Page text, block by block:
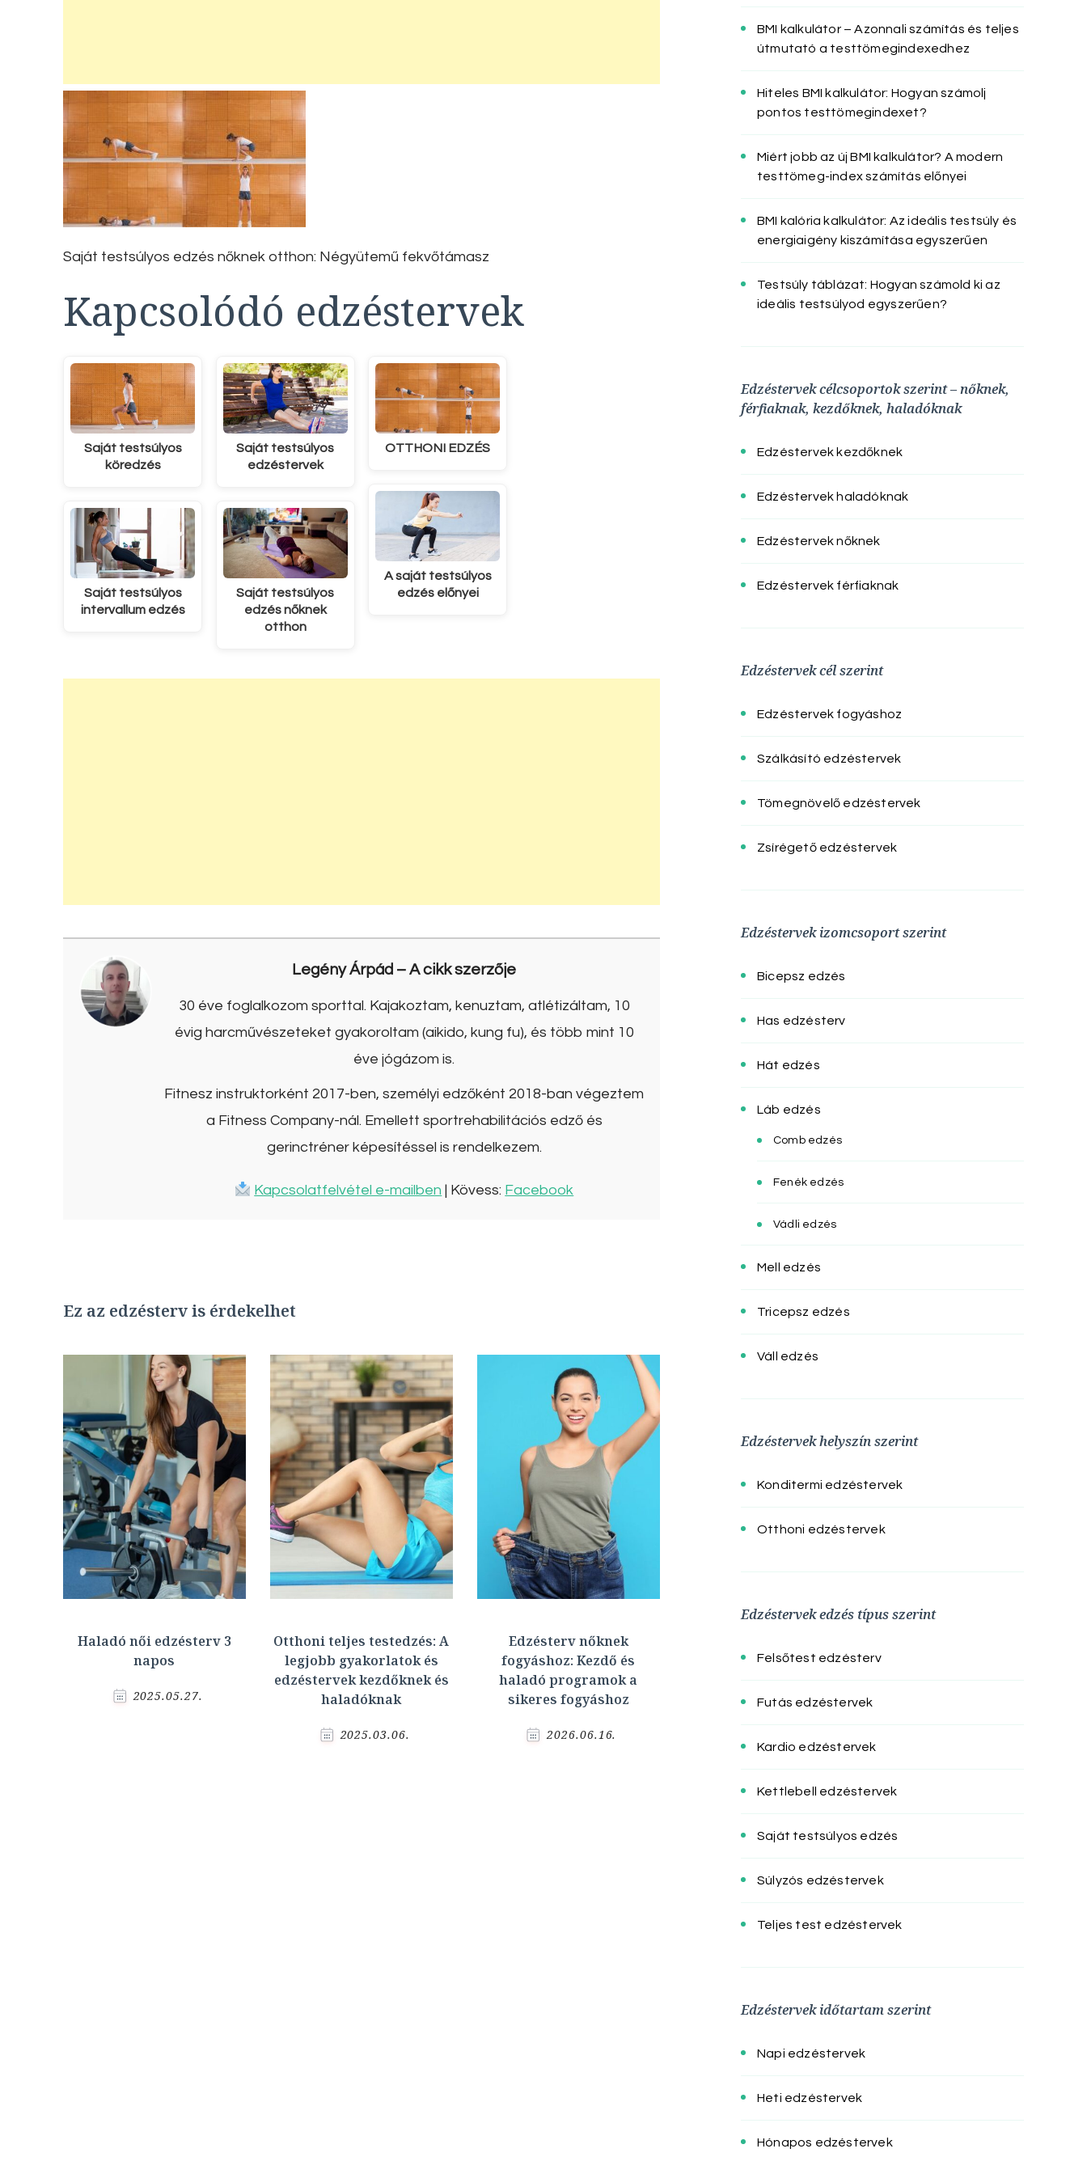
Saját testsúlyos edzés nőknek otthon: Négyütemű fekvőtámasz
Kapcsolódó edzéstervek
Saját testsúlyos
köredzés
Saját testsúlyos
intervallum edzés
Saját testsúlyos
edzéstervek
Saját testsúlyos
edzés nőknek
otthon
OTTHONI EDZÉS
A saját testsúlyos
edzés előnyei
Legény Árpád – A cikk szerzője
30 éve foglalkozom sporttal. Kajakoztam, kenuztam, atlétizáltam, 10
évig harcművészeteket gyakoroltam (aikido, kung fu), és több mint 10
éve jógázom is.
Fitnesz instruktorként 2017-ben, személyi edzőként 2018-ban végeztem
a Fitness Company-nál. Emellett sportrehabilitációs edző és
gerinctréner képesítéssel is rendelkezem.
Kapcsolatfelvétel e-mailben | Kövess: Facebook
Ez az edzésterv is érdekelhet
Haladó női edzésterv 3
napos
2025.05.27.
Otthoni teljes testedzés: A
legjobb gyakorlatok és
edzéstervek kezdőknek és
haladóknak
2025.03.06.
Edzésterv nőknek
fogyáshoz: Kezdő és
haladó programok a
sikeres fogyáshoz
2026.06.16.
BMI kalkulátor – Azonnali számítás és teljes
útmutató a testtömegindexedhez
Hiteles BMI kalkulátor: Hogyan számolj
pontos testtömegindexet?
Miért jobb az új BMI kalkulátor? A modern
testtömeg-index számítás előnyei
BMI kalória kalkulátor: Az ideális testsúly és
energiaigény kiszámítása egyszerűen
Testsúly táblázat: Hogyan számold ki az
ideális testsúlyod egyszerűen?
Edzéstervek célcsoportok szerint – nőknek,
férfiaknak, kezdőknek, haladóknak
Edzéstervek kezdőknek
Edzéstervek haladóknak
Edzéstervek nőknek
Edzéstervek férfiaknak
Edzéstervek cél szerint
Edzéstervek fogyáshoz
Szálkásító edzéstervek
Tömegnövelő edzéstervek
Zsírégető edzéstervek
Edzéstervek izomcsoport szerint
Bicepsz edzés
Has edzésterv
Hát edzés
Láb edzés
Comb edzés
Fenék edzés
Vádli edzés
Mell edzés
Tricepsz edzés
Váll edzés
Edzéstervek helyszín szerint
Konditermi edzéstervek
Otthoni edzéstervek
Edzéstervek edzés típus szerint
Felsőtest edzésterv
Futás edzéstervek
Kardio edzéstervek
Kettlebell edzéstervek
Saját testsúlyos edzés
Súlyzós edzéstervek
Teljes test edzéstervek
Edzéstervek időtartam szerint
Napi edzéstervek
Heti edzéstervek
Hónapos edzéstervek